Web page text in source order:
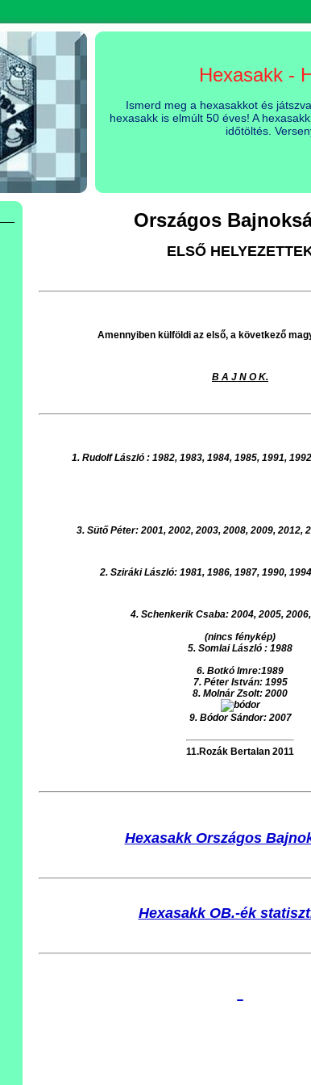
Hexasakk -
Ismerd meg a hexasakkot és
hexasakk is elmúlt 50 éves! A
időtöltés.
Országos
ELSŐ
Amennyiben külföldi az első, a következő
B A J N O K.
1. Rudolf László : 1982, 1983, 1984, 1985, 1991,
3. Sütő Péter: 2001, 2002, 2003, 2008, 2009, 2012,
2. Sziráki László: 1981, 1986, 1987, 1990,
4. Schenkerik Csaba: 2004, 2005,
(nincs fénykép)
5. Somlai László : 1988
6. Botkó Imre:1989
7. Péter István: 1995
8. Molnár Zsolt: 2000
9. Bódor Sándor: 2007
11.Rozák Bertalan 2011
Hexasakk Országos
Hexasakk OB.-ék